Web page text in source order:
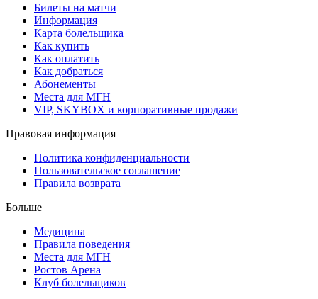
Билеты на матчи
Информация
Карта болельщика
Как купить
Как оплатить
Как добраться
Абонементы
Места для МГН
VIP, SKYBOX и корпоративные продажи
Правовая информация
Политика конфиденциальности
Пользовательское соглашение
Правила возврата
Больше
Медицина
Правила поведения
Места для МГН
Ростов Арена
Клуб болельщиков